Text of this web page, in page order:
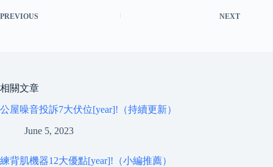
PREVIOUS NEXT
相關文章
公屋噪音投訴7大伏位[year]!（持續更新）
June 5, 2023
練背肌機器12大優點[year]!（小編推薦）